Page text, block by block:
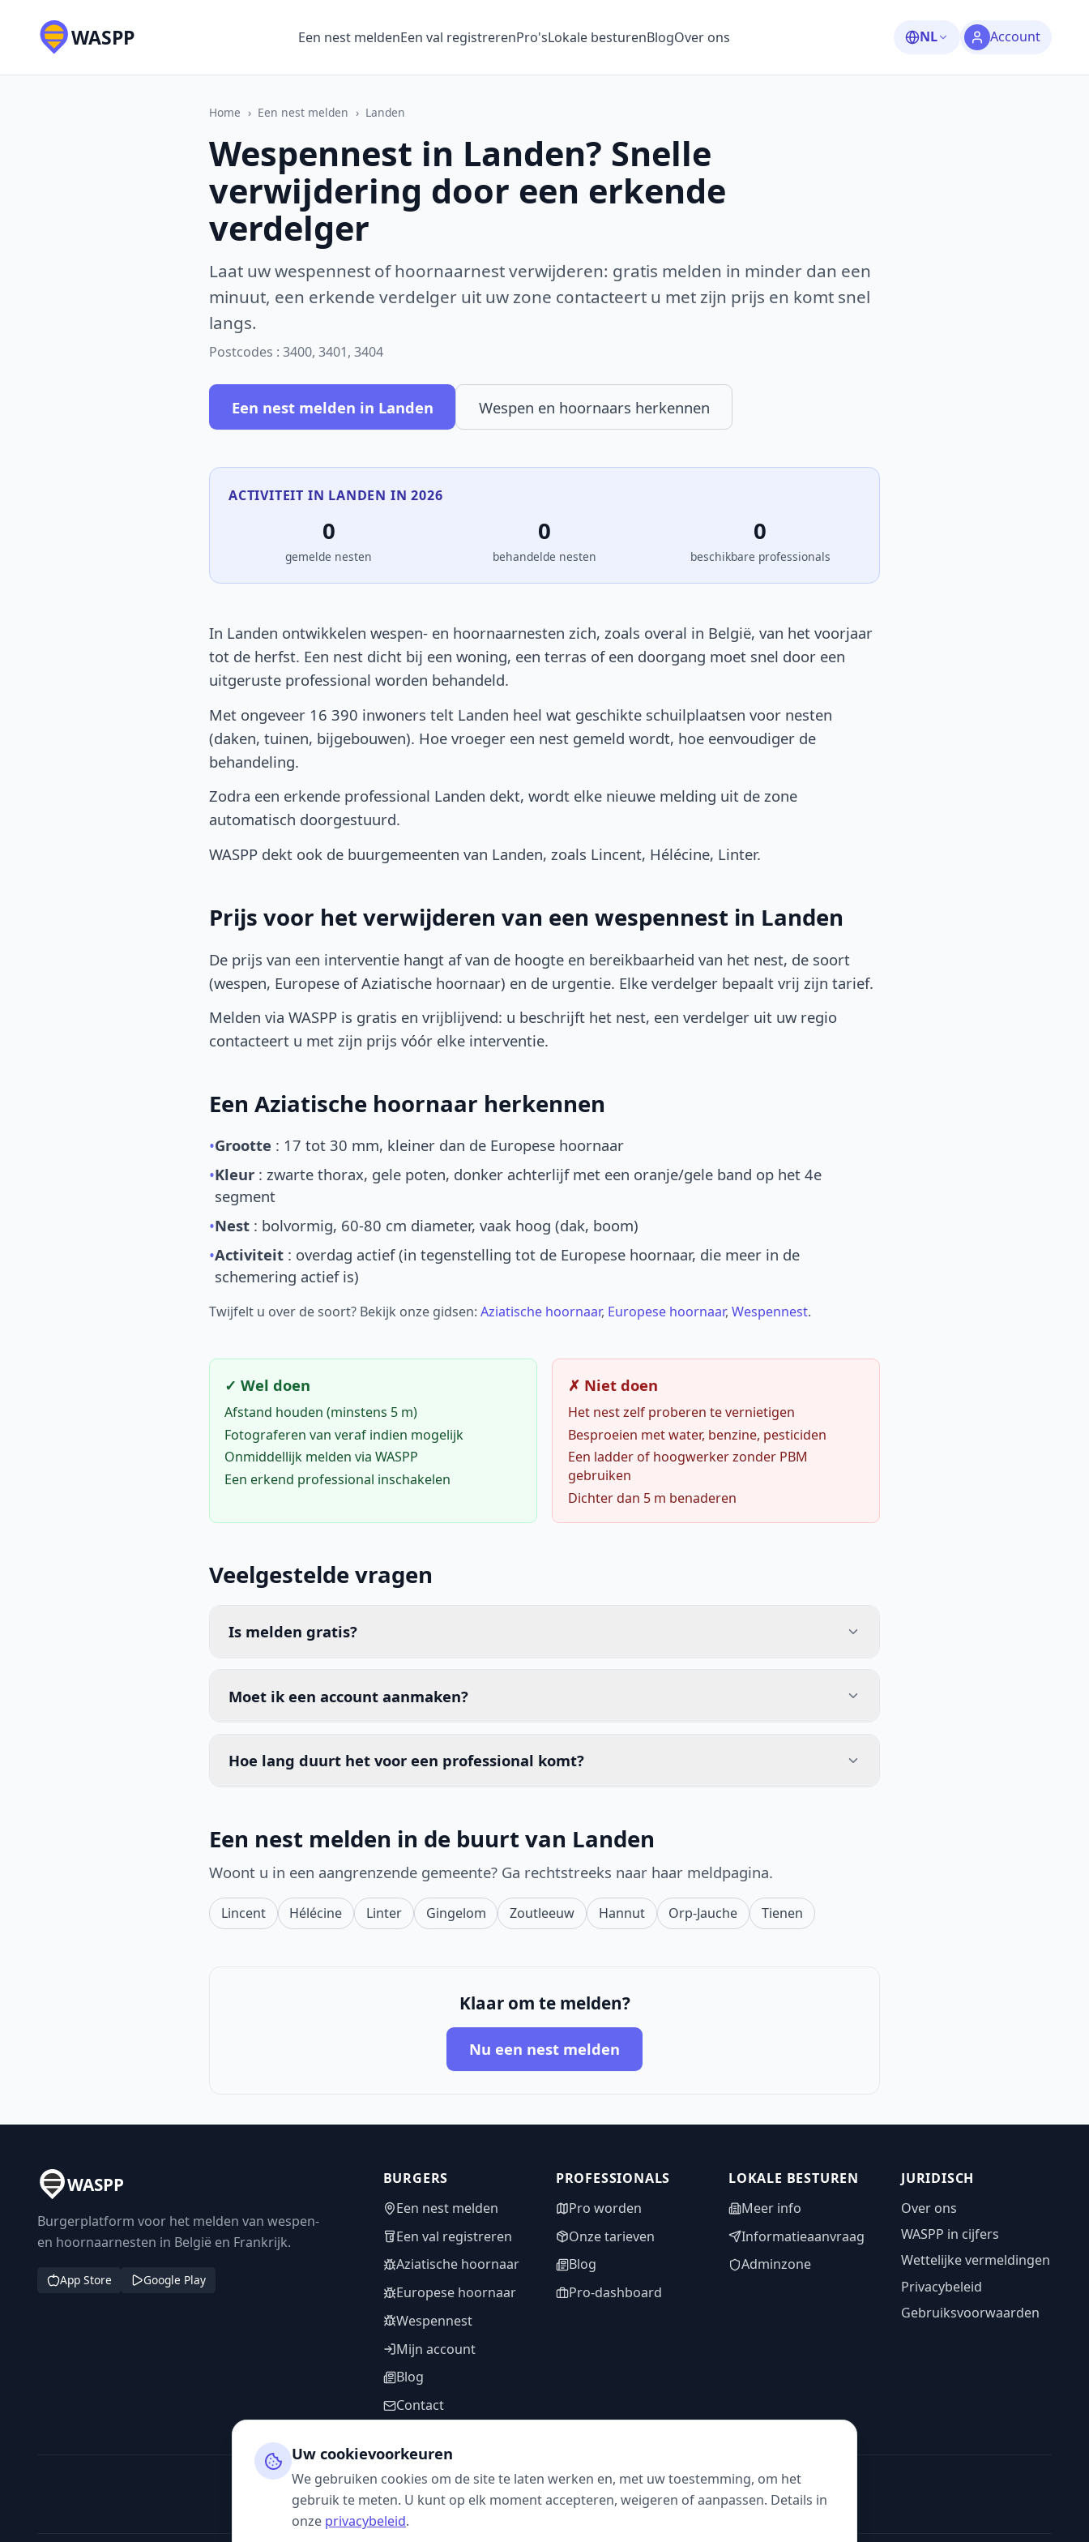
WASPP Een nest meldenEen val registrerenPro'sLokale besturenBlogOver ons NL Account
Home › Een nest melden › Landen
Wespennest in Landen? Snelle
verwijdering door een erkende
verdelger
Laat uw wespennest of hoornaarnest verwijderen: gratis melden in minder dan een
minuut, een erkende verdelger uit uw zone contacteert u met zijn prijs en komt snel
langs.
Postcodes : 3400, 3401, 3404
Een nest melden in Landen Wespen en hoornaars herkennen
ACTIVITEIT IN LANDEN IN 2026
0
gemelde nesten
0
behandelde nesten
0
beschikbare professionals
In Landen ontwikkelen wespen- en hoornaarnesten zich, zoals overal in België, van het voorjaar
tot de herfst. Een nest dicht bij een woning, een terras of een doorgang moet snel door een
uitgeruste professional worden behandeld.
Met ongeveer 16 390 inwoners telt Landen heel wat geschikte schuilplaatsen voor nesten
(daken, tuinen, bijgebouwen). Hoe vroeger een nest gemeld wordt, hoe eenvoudiger de
behandeling.
Zodra een erkende professional Landen dekt, wordt elke nieuwe melding uit de zone
automatisch doorgestuurd.
WASPP dekt ook de buurgemeenten van Landen, zoals Lincent, Hélécine, Linter.
Prijs voor het verwijderen van een wespennest in Landen
De prijs van een interventie hangt af van de hoogte en bereikbaarheid van het nest, de soort
(wespen, Europese of Aziatische hoornaar) en de urgentie. Elke verdelger bepaalt vrij zijn tarief.
Melden via WASPP is gratis en vrijblijvend: u beschrijft het nest, een verdelger uit uw regio
contacteert u met zijn prijs vóór elke interventie.
Een Aziatische hoornaar herkennen
•Grootte : 17 tot 30 mm, kleiner dan de Europese hoornaar
•Kleur : zwarte thorax, gele poten, donker achterlijf met een oranje/gele band op het 4e
segment
•Nest : bolvormig, 60-80 cm diameter, vaak hoog (dak, boom)
•Activiteit : overdag actief (in tegenstelling tot de Europese hoornaar, die meer in de
schemering actief is)
Twijfelt u over de soort? Bekijk onze gidsen: Aziatische hoornaar, Europese hoornaar, Wespennest.
✓ Wel doen
Afstand houden (minstens 5 m)
Fotograferen van veraf indien mogelijk
Onmiddellijk melden via WASPP
Een erkend professional inschakelen
✗ Niet doen
Het nest zelf proberen te vernietigen
Besproeien met water, benzine, pesticiden
Een ladder of hoogwerker zonder PBM
gebruiken
Dichter dan 5 m benaderen
Veelgestelde vragen
Is melden gratis?
Moet ik een account aanmaken?
Hoe lang duurt het voor een professional komt?
Een nest melden in de buurt van Landen
Woont u in een aangrenzende gemeente? Ga rechtstreeks naar haar meldpagina.
Lincent Hélécine Linter Gingelom Zoutleeuw Hannut Orp-Jauche Tienen
Klaar om te melden?
Nu een nest melden
WASPP
Burgerplatform voor het melden van wespen-
en hoornaarnesten in België en Frankrijk.
App Store Google Play
BURGERS
Een nest melden
Een val registreren
Aziatische hoornaar
Europese hoornaar
Wespennest
Mijn account
Blog
Contact
PROFESSIONALS
Pro worden
Onze tarieven
Blog
Pro-dashboard
LOKALE BESTUREN
Meer info
Informatieaanvraag
Adminzone
JURIDISCH
Over ons
WASPP in cijfers
Wettelijke vermeldingen
Privacybeleid
Gebruiksvoorwaarden
VOLG ONS
Uw cookievoorkeuren
We gebruiken cookies om de site te laten werken en, met uw toestemming, om het
gebruik te meten. U kunt op elk moment accepteren, weigeren of aanpassen. Details in
onze privacybeleid.